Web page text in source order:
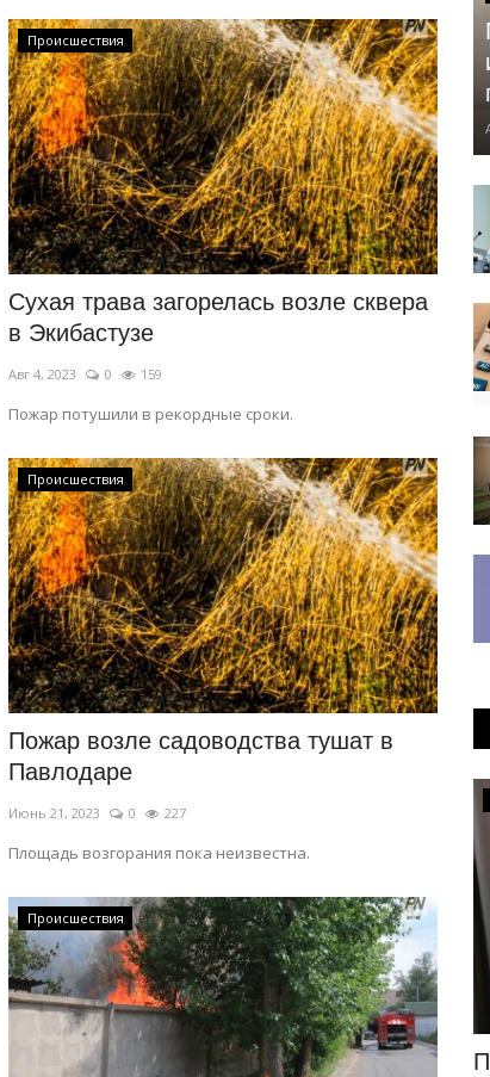
Происшествия
Сухая трава загорелась возле сквера
в Экибастузе
Авг 4, 2023 0 159
Пожар потушили в рекордные сроки.
Происшествия
Пожар возле садоводства тушат в
Павлодаре
Июнь 21, 2023 0 227
Площадь возгорания пока неизвестна.
Происшествия
В Баянауле открылся визит-центр